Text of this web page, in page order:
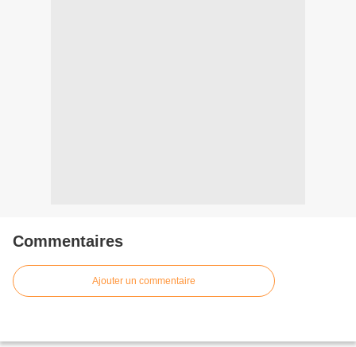
Commentaires
Ajouter un commentaire